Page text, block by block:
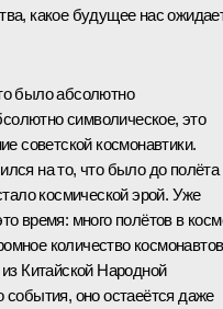
какое будущее нас
было абсолютно
символическое, это
советской космонавтики.
на то, что было до полёта
космической эрой. Уже
время: много полётов в
количество космонавтов
Китайской Народной
события, оно остаеётся даже